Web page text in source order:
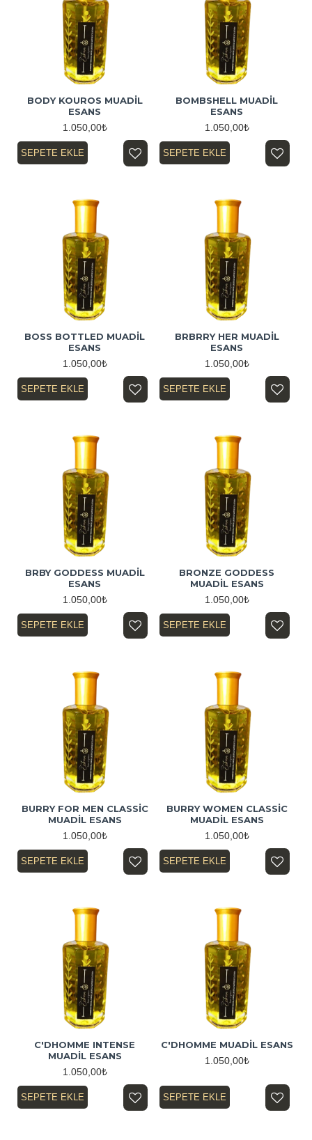
BODY KOUROS MUADİL
ESANS
1.050,00₺
SEPETE EKLE
BOMBSHELL MUADİL
ESANS
1.050,00₺
SEPETE EKLE
BOSS BOTTLED MUADİL
ESANS
1.050,00₺
SEPETE EKLE
BRBRRY HER MUADİL
ESANS
1.050,00₺
SEPETE EKLE
BRBY GODDESS MUADİL
ESANS
1.050,00₺
SEPETE EKLE
BRONZE GODDESS
MUADİL ESANS
1.050,00₺
SEPETE EKLE
BURRY FOR MEN CLASSİC
MUADİL ESANS
1.050,00₺
SEPETE EKLE
BURRY WOMEN CLASSİC
MUADİL ESANS
1.050,00₺
SEPETE EKLE
C'DHOMME INTENSE
MUADİL ESANS
1.050,00₺
SEPETE EKLE
C'DHOMME MUADİL ESANS
1.050,00₺
SEPETE EKLE